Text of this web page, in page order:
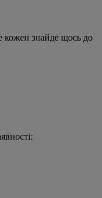
кожен знайде щось до